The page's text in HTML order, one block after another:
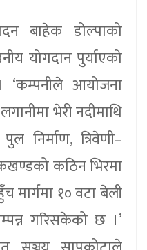
बाहेक डोल्पाको
योगदान पुर्याएको
‘कम्पनीले आयोजना
भेरी नदीमाथि
निर्माण, त्रिवेणी–
कठिन भिरमा
मार्गमा १० वटा बेली
गरिसकेको छ ।’